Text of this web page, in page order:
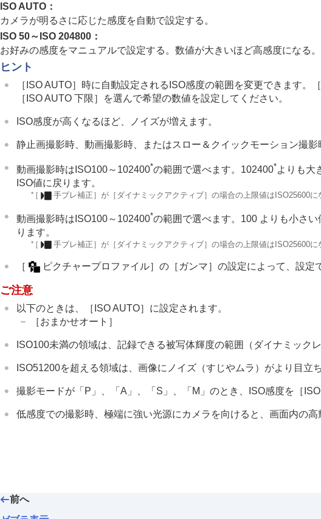
ISO感度（静止画/動画）
ISO感度範囲限定 （静止画/動画）
ISO AUTO低速限界
ホワイトバランス
Log撮影の設定
ドライブモードを使う（連写/セルフタイマー）
セルフタイマー （動画）
より高画質の静止画を撮影する
画質や記録形式を設定する
シャッターの設定
ズームする
フラッシュを使う
手ブレを補正する
ノイズリダクション
撮影中の画面表示を設定する
動画の音声を記録する
TC/UB設定
画像と音声をライブ配信する
カメラをカスタマイズする
資料
ISO AUTO ：
カメラが明るさに応じた感度を自動で設定する。
ISO 50～ISO 204800：
お好みの感度をマニュアルで設定する。数値が大きいほど高感度になる。
ヒント
［ISO AUTO］ 時に自動設定されるISO感度の範囲を変更できます。
［ISO AUTO 下限］ を選んで希望の数値を設定してください。
ISO感度が高くなるほど、ノイズが増えます。
静止画撮影時、動画撮影時、またはスロー＆クイックモーション撮影
動画撮影時はISO100～102400*の範囲で選べます。102400*よりも大
ISO値に戻ります。
*［ 手ブレ補正］ が［ダイナミックアクティブ］ の場合の上限値はISO25600に
動画撮影時はISO100～102400*の範囲で選べます。100 よりも小さ
ります。
*［ 手ブレ補正］ が［ダイナミックアクティブ］ の場合の上限値はISO25600に
［ ピクチャープロファイル］の ［ガンマ］の設定によって、設定
ご注意
以下のときは、 ［ISO AUTO］ に設定されます。
［おまかせオート］
ISO100未満の領域は、記録できる被写体輝度の範囲（ダイナミック
ISO51200を超える領域は、画像にノイズ（すじやムラ）がより目立
撮影モードが「P」、「A」、「S」、「M」のとき、ISO感度を ［
低感度での撮影時、極端に強い光源にカメラを向けると、画面内の
前へ